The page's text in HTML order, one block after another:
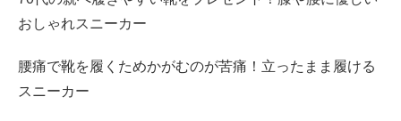
おしゃれスニーカー
腰痛で靴を履くためかがむのが苦痛！立ったまま履ける
スニーカー